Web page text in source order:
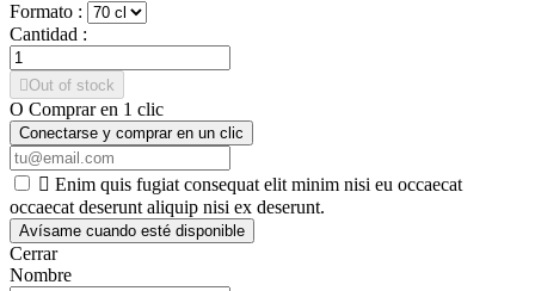
Formato :
Cantidad :
Out of stock
O Comprar en 1 clic
Conectarse y comprar en un clic
 Enim quis fugiat consequat elit minim nisi eu occaecat
occaecat deserunt aliquip nisi ex deserunt.
Avísame cuando esté disponible
Cerrar
Nombre